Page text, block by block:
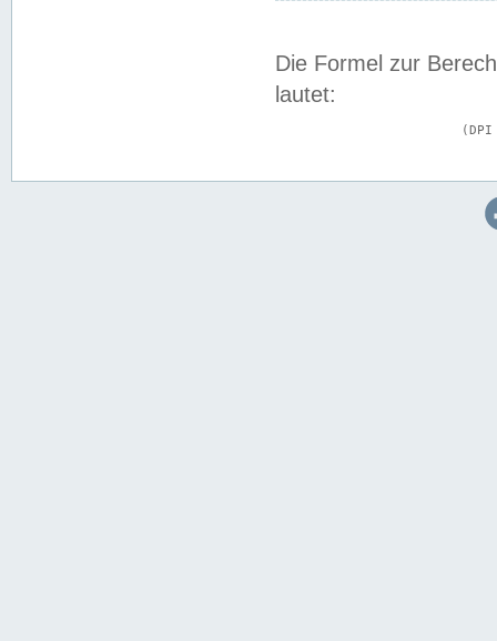
Die Formel zur
lautet: